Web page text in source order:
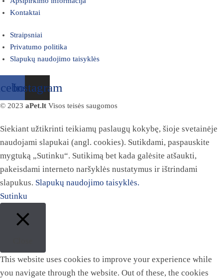
Kontaktai
Straipsniai
Privatumo politika
Slapukų naudojimo taisyklės
Instagram
© 2023 aPet.lt Visos teisės saugomos
Siekiant užtikrinti teikiamų paslaugų kokybę, šioje svetainėje
naudojami slapukai (angl. cookies). Sutikdami, paspauskite
mygtuką „Sutinku“. Sutikimą bet kada galėsite atšaukti,
pakeisdami interneto naršyklės nustatymus ir ištrindami
slapukus. Slapukų naudojimo taisyklės.
Sutinku
This website uses cookies to improve your experience while
you navigate through the website. Out of these, the cookies